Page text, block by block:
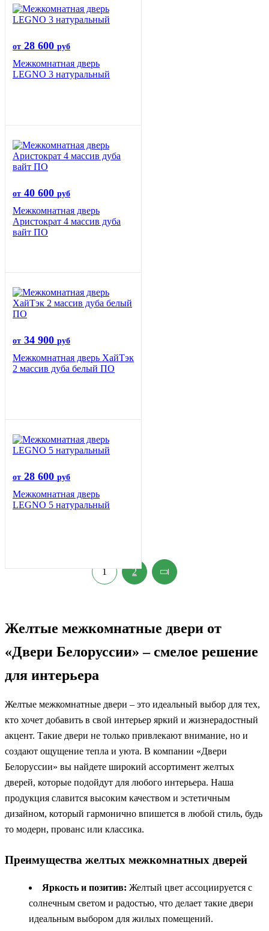
от 28 600 руб
Межкомнатная дверь
LEGNO 3 натуральный
от 40 600 руб
Межкомнатная дверь
Аристократ 4 массив дуба
вайт ПО
от 34 900 руб
Межкомнатная дверь ХайТэк
2 массив дуба белый ПО
от 28 600 руб
Межкомнатная дверь
LEGNO 5 натуральный
1 2
Желтые межкомнатные двери от
«Двери Белоруссии» – смелое решение
для интерьера
Желтые межкомнатные двери – это идеальный выбор для тех,
кто хочет добавить в свой интерьер яркий и жизнерадостный
акцент. Такие двери не только привлекают внимание, но и
создают ощущение тепла и уюта. В компании «Двери
Белоруссии» вы найдете широкий ассортимент желтых
дверей, которые подойдут для любого интерьера. Наша
продукция славится высоким качеством и эстетичным
дизайном, который гармонично впишется в любой стиль, будь
то модерн, прованс или классика.
Преимущества желтых межкомнатных дверей
Яркость и позитив: Желтый цвет ассоциируется с
солнечным светом и радостью, что делает такие двери
идеальным выбором для жилых помещений.